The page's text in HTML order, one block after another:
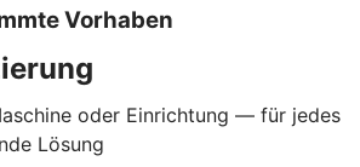
Vorhaben
oder Einrichtung — für jedes
Lösung